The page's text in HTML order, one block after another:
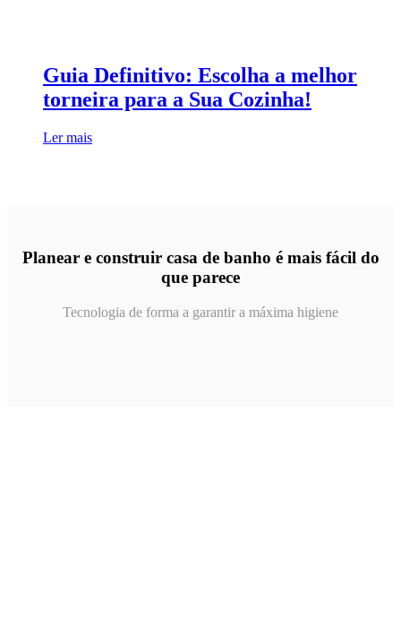
Guia Definitivo: Escolha a melhor
torneira para a Sua Cozinha!
Ler mais
Planear e construir casa de banho é mais fácil do
que parece
Tecnologia de forma a garantir a máxima higiene